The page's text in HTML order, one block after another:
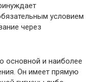
условием
через
основной и наиболее
Он имеет прямую